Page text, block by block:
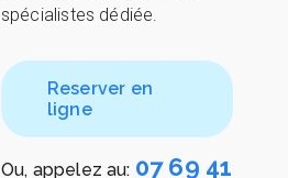
spécialistes dédiée.
Reserver en
ligne
Ou, appelez au: 07 69 41